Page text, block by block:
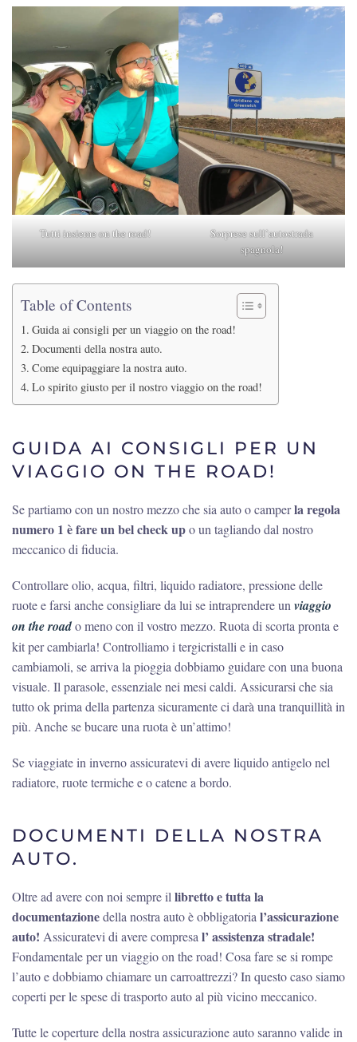
Tutti insieme on the road!
Sorprese sull’autostrada
spagnola!
Table of Contents
Guida ai consigli per un viaggio on the road!
Documenti della nostra auto.
Come equipaggiare la nostra auto.
Lo spirito giusto per il nostro viaggio on the road!
GUIDA AI CONSIGLI PER UN
VIAGGIO ON THE ROAD!
Se partiamo con un nostro mezzo che sia auto o camperla regola
numero 1 è fare un bel check upo un tagliando dal nostro
meccanico di fiducia.
Controllare olio, acqua, filtri, liquido radiatore, pressione delle
ruote e farsi anche consigliare da lui se intraprendere un viaggio
on the roado meno con il vostro mezzo. Ruota di scorta pronta e
kit per cambiarla! Controlliamo i tergicristalli e in caso
cambiamoli, se arriva la pioggia dobbiamo guidare con una buona
visuale. Il parasole, essenziale nei mesi caldi. Assicurarsi che sia
tutto ok prima della partenza sicuramente ci darà una tranquillità in
più. Anche se bucare una ruota è un’attimo!
Se viaggiate in inverno assicuratevi di avere liquido antigelo nel
radiatore, ruote termiche e o catene a bordo.
DOCUMENTI DELLA NOSTRA
AUTO.
Oltre ad avere con noi sempre il libretto e tutta la
documentazionedella nostra auto è obbligatoria l’assicurazione
auto! Assicuratevi di avere compresa l’ assistenza stradale!
Fondamentale per un viaggio on the road! Cosa fare se si rompe
l’auto e dobbiamo chiamare un carroattrezzi? In questo caso siamo
coperti per le spese di trasporto auto al più vicino meccanico.
Tutte le coperture della nostra assicurazione auto saranno valide in